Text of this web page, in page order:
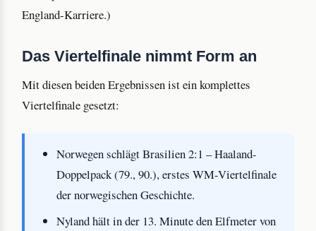
England-Karriere.)
Das Viertelfinale nimmt Form an
Mit diesen beiden Ergebnissen ist ein komplettes
Viertelfinale gesetzt:
Norwegen schlägt Brasilien 2:1 – Haaland-
Doppelpack (79., 90.), erstes WM-Viertelfinale
der norwegischen Geschichte.
Nyland hält in der 13. Minute den Elfmeter von